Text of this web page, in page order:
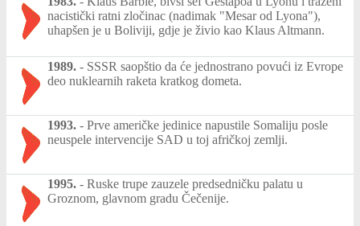
nacistički ratni zločinac (nadimak "Mesar od Lyona"),
uhapšen je u Boliviji, gdje je živio kao Klaus Altmann.
1989. - SSSR saopštio da će jednostrano povući iz Evrope
deo nuklearnih raketa kratkog dometa.
1993. - Prve američke jedinice napustile Somaliju posle
neuspele intervencije SAD u toj afričkoj zemlji.
1995. - Ruske trupe zauzele predsedničku palatu u
Groznom, glavnom gradu Čečenije.